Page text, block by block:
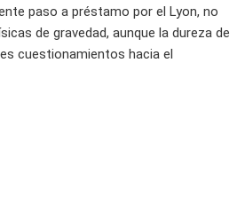
paso a préstamo por el Lyon, no
de gravedad, aunque la dureza de
cuestionamientos hacia el